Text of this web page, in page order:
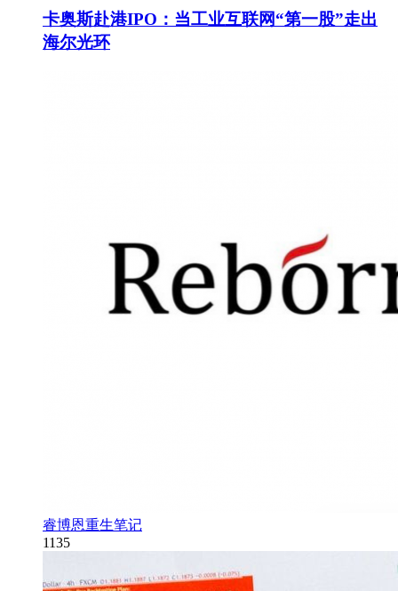
卡奥斯赴港IPO：当工业互联网“第一股”走出
海尔光环
睿博恩重生笔记
1135